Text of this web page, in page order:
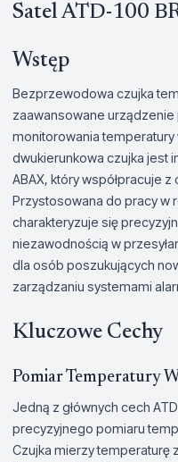
Satel ATD-100
Wstęp
Bezprzewodowa czujka
zaawansowane
monitorowania
dwukierunkowa czujka jest
ABAX, który współpracuje
Przystosowana do pracy w
charakteryzuje się
niezawodnością w
dla osób poszukujących
zarządzaniu systemami
Kluczowe Cechy
Pomiar Temperatury
Jedną z głównych cech
precyzyjnego pomiaru
Czujka mierzy temperaturę